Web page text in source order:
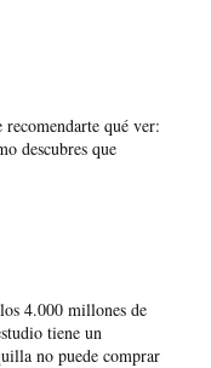
qué ver:
descubres que
4.000 millones de
tiene un
no puede comprar